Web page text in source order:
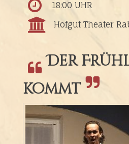
18:00 UHR
Hofgut Theater
Der
kommt